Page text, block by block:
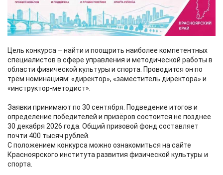
Цель конкурса – найти и поощрить наиболее компетентных
специалистов в сфере управления и методической работы в
области физической культуры и спорта. Проводится он по
трём номинациям: «директор», «заместитель директора» и
«инструктор-методист».
Заявки принимают по 30 сентября. Подведение итогов и
определение победителей и призёров состоится не позднее
30 декабря 2026 года. Общий призовой фонд составляет
почти 400 тысяч рублей.
С положением конкурса можно ознакомиться на сайте
Красноярского института развития физической культуры и
спорта.